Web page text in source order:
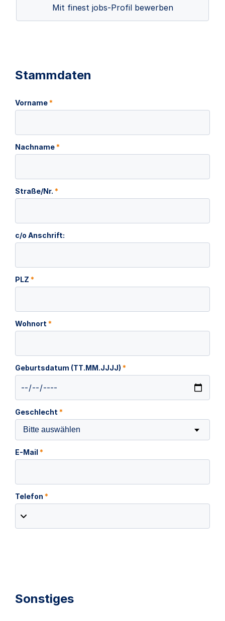
Mit finest jobs-Profil bewerben
Stammdaten
Vorname*
Nachname*
Straße/Nr. *
c/o Anschrift:
PLZ *
Wohnort *
Geburtsdatum (TT.MM.JJJJ) *
Geschlecht *
Bitte auswählen
E-Mail *
Telefon *
Sonstiges